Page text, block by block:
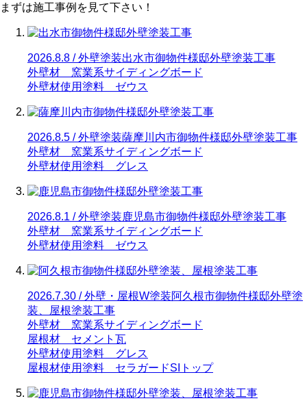
まずは施工事例を見て下さい！
2026.8.8 / 外壁塗装出水市御物件様邸外壁塗装工事
外壁材 窯業系サイディングボード
外壁材使用塗料 ゼウス
2026.8.5 / 外壁塗装薩摩川内市御物件様邸外壁塗装工事
外壁材 窯業系サイディングボード
外壁材使用塗料 グレス
2026.8.1 / 外壁塗装鹿児島市御物件様邸外壁塗装工事
外壁材 窯業系サイディングボード
外壁材使用塗料 ゼウス
2026.7.30 / 外壁・屋根W塗装阿久根市御物件様邸外壁塗
装、屋根塗装工事
外壁材 窯業系サイディングボード
屋根材 セメント瓦
外壁材使用塗料 グレス
屋根材使用塗料 セラガードSIトップ